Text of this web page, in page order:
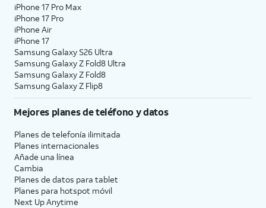
iPhone 17 Pro Max
iPhone 17 Pro
iPhone Air
iPhone 17
Samsung Galaxy S26 Ultra
Samsung Galaxy Z Fold8 Ultra
Samsung Galaxy Z Fold8
Samsung Galaxy Z Flip8
Mejores planes de teléfono y datos
Planes de telefonía ilimitada
Planes internacionales
Añade una línea
Cambia
Planes de datos para tablet
Planes para hotspot móvil
Next Up Anytime